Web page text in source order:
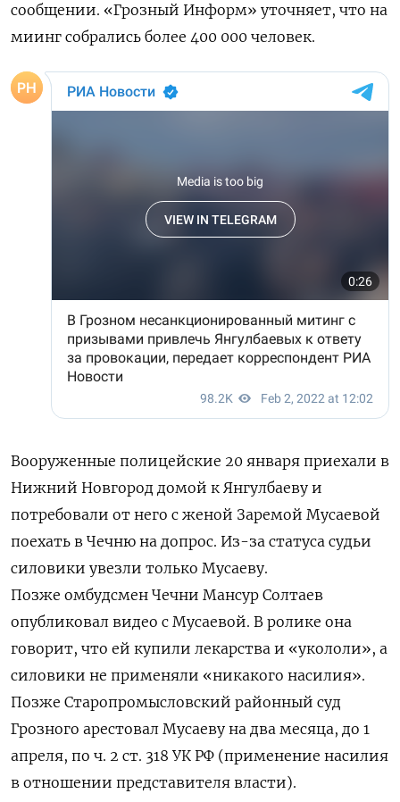
сообщении. «Грозный Информ» уточняет, что на
миинг собрались более 400 000 человек.
Вооруженные полицейские 20 января приехали в
Нижний Новгород домой к Янгулбаеву и
потребовали от него с женой Заремой Мусаевой
поехать в Чечню на допрос. Из-за статуса судьи
силовики увезли только Мусаеву.
Позже омбудсмен Чечни Мансур Солтаев
опубликовал видео с Мусаевой. В ролике она
говорит, что ей купили лекарства и «укололи», а
силовики не применяли «никакого насилия».
Позже Старопромысловский районный суд
Грозного арестовал Мусаеву на два месяца, до 1
апреля, по ч. 2 ст. 318 УК РФ (применение насилия
в отношении представителя власти).